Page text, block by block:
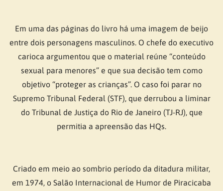
Em uma das páginas do livro há uma imagem de beijo
entre dois personagens masculinos. O chefe do executivo
carioca argumentou que o material reúne “conteúdo
sexual para menores” e que sua decisão tem como
objetivo “proteger as crianças”. O caso foi parar no
Supremo Tribunal Federal (STF), que derrubou a liminar
do Tribunal de Justiça do Rio de Janeiro (TJ-RJ), que
permitia a apreensão das HQs.
Criado em meio ao sombrio período da ditadura militar,
em 1974, o Salão Internacional de Humor de Piracicaba